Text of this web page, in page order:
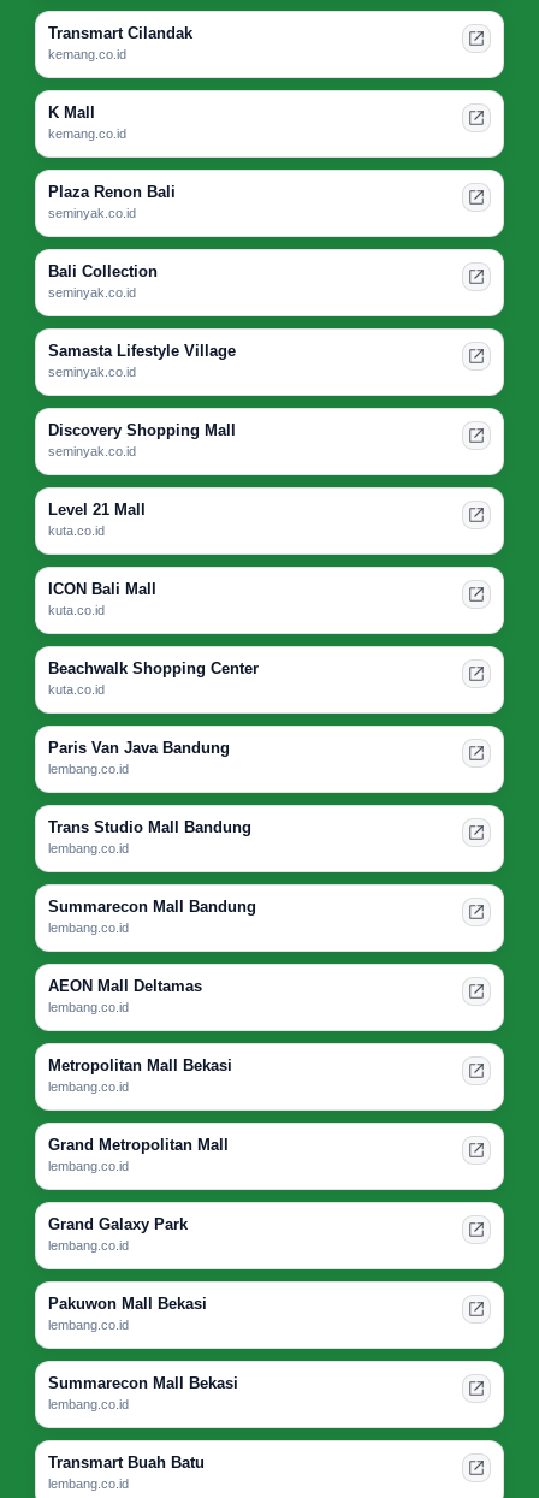
Transmart Cilandak
kemang.co.id
K Mall
kemang.co.id
Plaza Renon Bali
seminyak.co.id
Bali Collection
seminyak.co.id
Samasta Lifestyle Village
seminyak.co.id
Discovery Shopping Mall
seminyak.co.id
Level 21 Mall
kuta.co.id
ICON Bali Mall
kuta.co.id
Beachwalk Shopping Center
kuta.co.id
Paris Van Java Bandung
lembang.co.id
Trans Studio Mall Bandung
lembang.co.id
Summarecon Mall Bandung
lembang.co.id
AEON Mall Deltamas
lembang.co.id
Metropolitan Mall Bekasi
lembang.co.id
Grand Metropolitan Mall
lembang.co.id
Grand Galaxy Park
lembang.co.id
Pakuwon Mall Bekasi
lembang.co.id
Summarecon Mall Bekasi
lembang.co.id
Transmart Buah Batu
lembang.co.id